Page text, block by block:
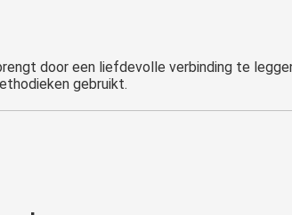
door een liefdevolle verbinding te
gebruikt.